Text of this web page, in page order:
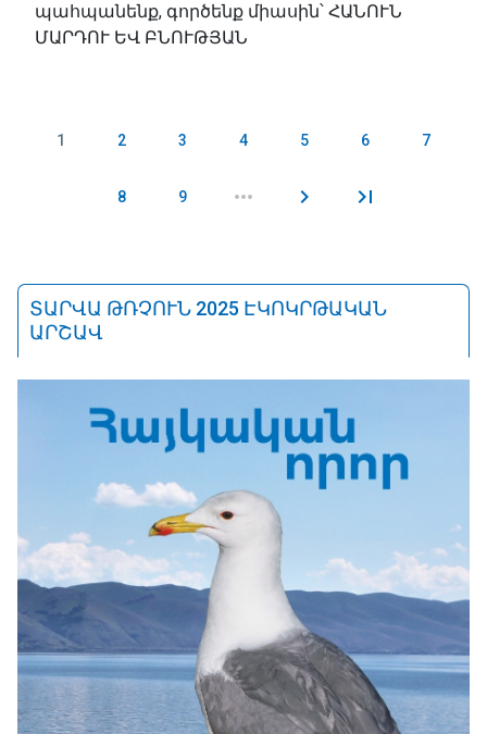
պահպանենք, գործենք միասին՝ ՀԱՆՈՒՆ
ՄԱՐԴՈՒ ԵՎ ԲՆՈՒԹՅԱՆ
Էջեր
1 2 3 4 5 6 7
8 9
ՏԱՐՎԱ ԹՌՉՈՒՆ 2025 ԷԿՈԿՐԹԱԿԱՆ
ԱՐՇԱՎ